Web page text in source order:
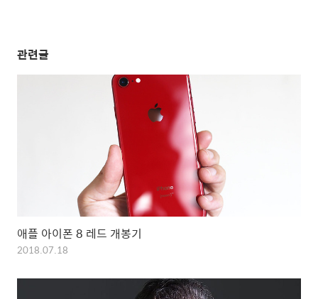
관련글
애플 아이폰 8 레드 개봉기
2018.07.18